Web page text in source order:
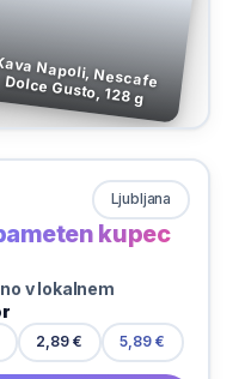
Kava Napoli, Nescafe Dolce Gusto, 128 g
Ljubljana
kupec
v lokalnem
2,89 € 5,89 €